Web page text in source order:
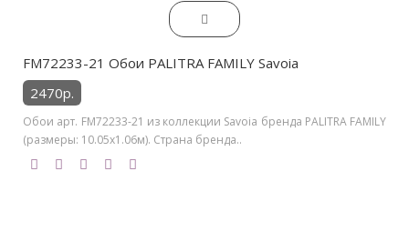
FM72233-21 Обои PALITRA FAMILY Savoia
2470р.
Обои арт. FM72233-21 из коллекции Savoia бренда PALITRA FAMILY
(размеры: 10.05х1.06м). Страна бренда..